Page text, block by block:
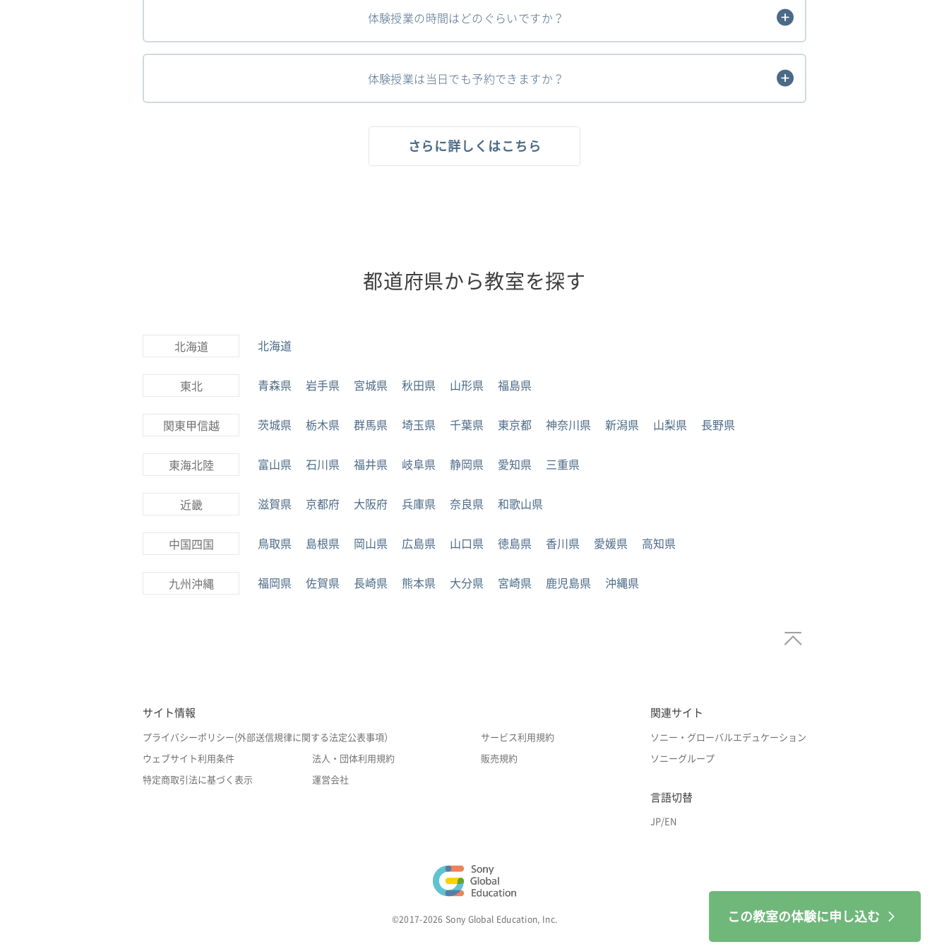
この教室の体験に申し込む
体験授業の時間はどのぐらいですか？
体験授業は当日でも予約できますか？
さらに詳しくはこちら
都道府県から教室を探す
北海道 北海道
東北 青森県 岩手県 宮城県 秋田県 山形県 福島県
関東甲信越 茨城県 栃木県 群馬県 埼玉県 千葉県 東京都 神奈川県 新潟県 山梨県 長野県
東海北陸 富山県 石川県 福井県 岐阜県 静岡県 愛知県 三重県
近畿 滋賀県 京都府 大阪府 兵庫県 奈良県 和歌山県
中国四国 鳥取県 島根県 岡山県 広島県 山口県 徳島県 香川県 愛媛県 高知県
九州沖縄 福岡県 佐賀県 長崎県 熊本県 大分県 宮崎県 鹿児島県 沖縄県
サイト情報
プライバシーポリシー(外部送信規律に関する法定公表事項） サービス利用規約
ウェブサイト利用条件 法人・団体利用規約 販売規約
特定商取引法に基づく表示 運営会社
関連サイト
ソニー・グローバルエデュケーション
ソニーグループ
言語切替
JP/EN
©2017-2026 Sony Global Education, Inc.